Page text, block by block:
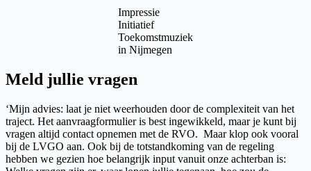
Impressie
Initiatief
Toekomstmuziek
in Nijmegen
Meld jullie vragen
‘Mijn advies: laat je niet weerhouden door de complexiteit van het
traject. Het aanvraagformulier is best ingewikkeld, maar je kunt bij
vragen altijd contact opnemen met de RVO. Maar klop ook vooral
bij de LVGO aan. Ook bij de totstandkoming van de regeling
hebben we gezien hoe belangrijk input vanuit onze achterban is: